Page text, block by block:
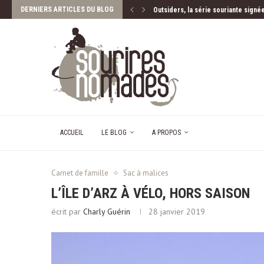
DERNIERS ARTICLES DU BLOG Marius et son Karoo Saloon sur la
ACCUEIL LE BLOG A PROPOS
Carnet de famille Sac à malices
L’ÎLE D’ARZ À VÉLO, HORS SAISON
écrit par Charly Guérin 28 janvier 2019